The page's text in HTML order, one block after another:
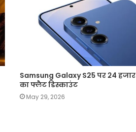
Samsung Galaxy S25 पर 24 हजार
का फ्लैट डिस्काउंट
May 29, 2026